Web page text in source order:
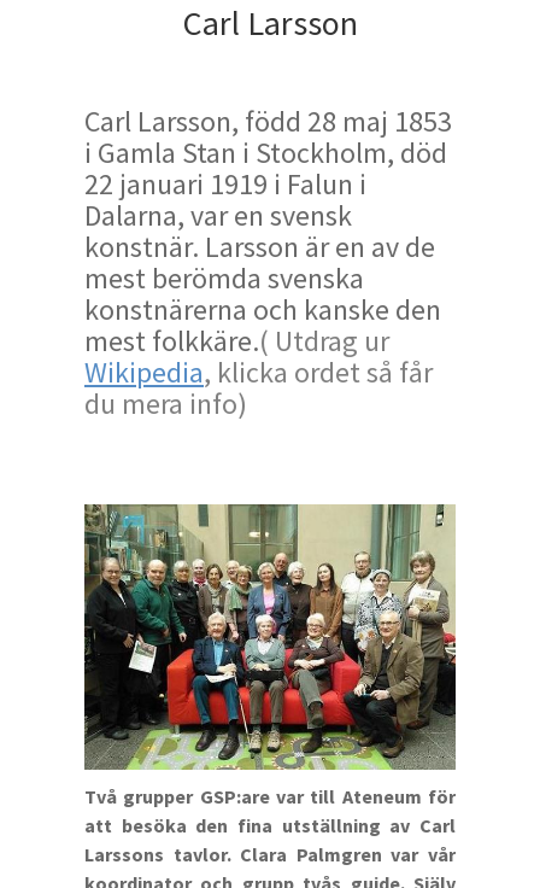
Carl Larsson
Carl Larsson, född 28 maj 1853
i Gamla Stan i Stockholm, död
22 januari 1919 i Falun i
Dalarna, var en svensk
konstnär. Larsson är en av de
mest berömda svenska
konstnärerna och kanske den
mest folkkäre.( Utdrag ur
Wikipedia, klicka ordet så får
du mera info)
Två grupper GSP:are var till Ateneum för
att besöka den fina utställning av Carl
Larssons tavlor. Clara Palmgren var vår